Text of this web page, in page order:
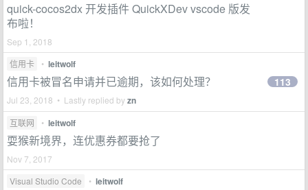
quick-cocos2dx 开发插件 QuickXDev vscode 版发
布啦！
Sep 1, 2018
信用卡
• leitwolf
信用卡被冒名申请并已逾期，该如何处理？
Jul 23, 2018 • Lastly replied byzn
113
互联网 • leitwolf
耍猴新境界，连优惠券都要抢了
Nov 7, 2017
Visual Studio Code
• leitwolf